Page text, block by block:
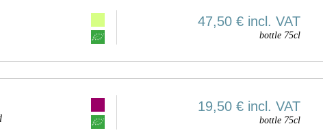
47,50 € incl. VAT
bottle 75cl
19,50 € incl. VAT
bottle 75cl